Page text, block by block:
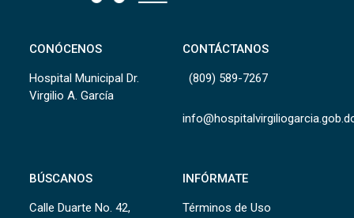
CONÓCENOS
Hospital Municipal Dr.
Virgilio A. García
CONTÁCTANOS
(809) 589-7267
BÚSCANOS
Calle Duarte No. 42,
INFÓRMATE
Términos de Uso